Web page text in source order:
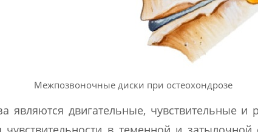
Межпозвоночные диски при остеохондрозе
являются двигательные, чувствительные